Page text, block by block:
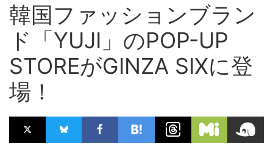
韓国ファッションブラン
ド「YUJI」のPOP-UP
STOREがGINZA SIXに登
場！